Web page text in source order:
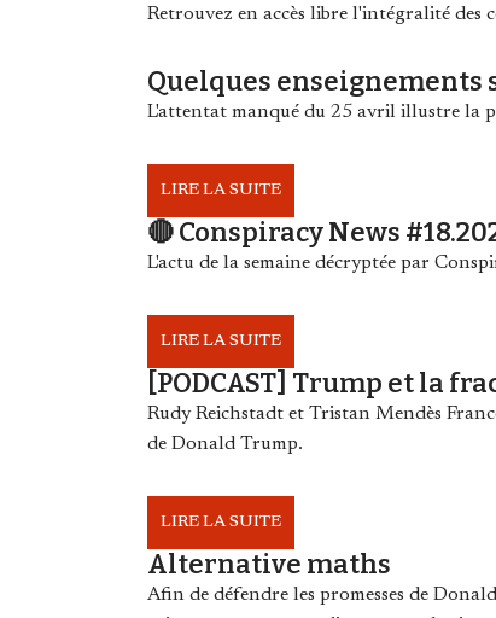
Retrouvez en accès libre l'intégralité
Quelques
L'attentat manqué du 25 avril illustre la
LIRE LA SUITE
🔴 Conspiracy News
L'actu de la semaine décryptée par
LIRE LA SUITE
[PODCAST] Trump et la
Rudy Reichstadt et Tristan Mendès
de Donald Trump.
LIRE LA SUITE
Alternative maths
Afin de défendre les promesses de
Cookies management panel